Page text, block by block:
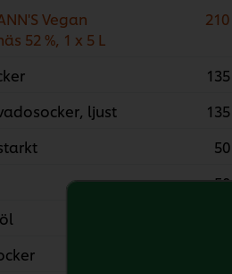
Vegan
52 %, 1 x 5 L
ljust